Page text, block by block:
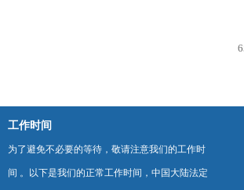
工作时间
为了避免不必要的等待，敬请注意我们的工作时
间 。以下是我们的正常工作时间，中国大陆法定